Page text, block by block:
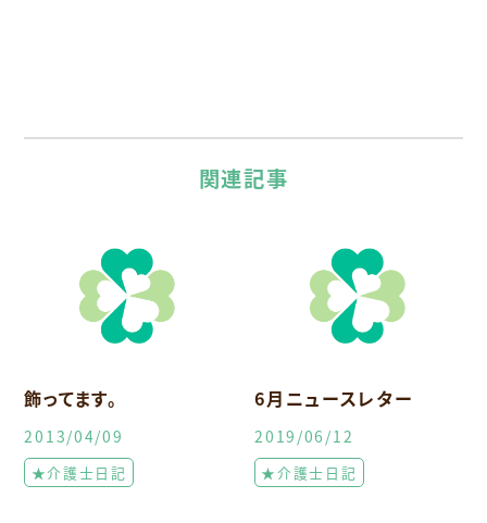
関連記事
飾ってます。
2013/04/09
★介護士日記
6月ニュースレター
2019/06/12
★介護士日記